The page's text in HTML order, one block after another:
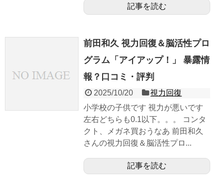
記事を読む
前田和久 視力回復＆脳活性プロ
グラム「アイアップ！」 暴露情
報？口コミ・評判
2025/10/20
視力回復
小学校の子供です 視力が悪いです
左右どちらも0.1以下。。。 コンタ
クト、メガネ買おうなあ 前田和久
さんの視力回復＆脳活性プロ...
記事を読む